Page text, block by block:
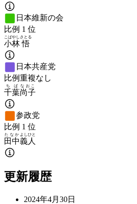
日本維新の会
比例 1 位
小林
こばやし
悟
さとる
日本共産党
比例重複なし
千葉
ちば
尚子
なおこ
参政党
比例 1 位
田中
たなか
義人
よしひと
更新履歴
2024年4月30日